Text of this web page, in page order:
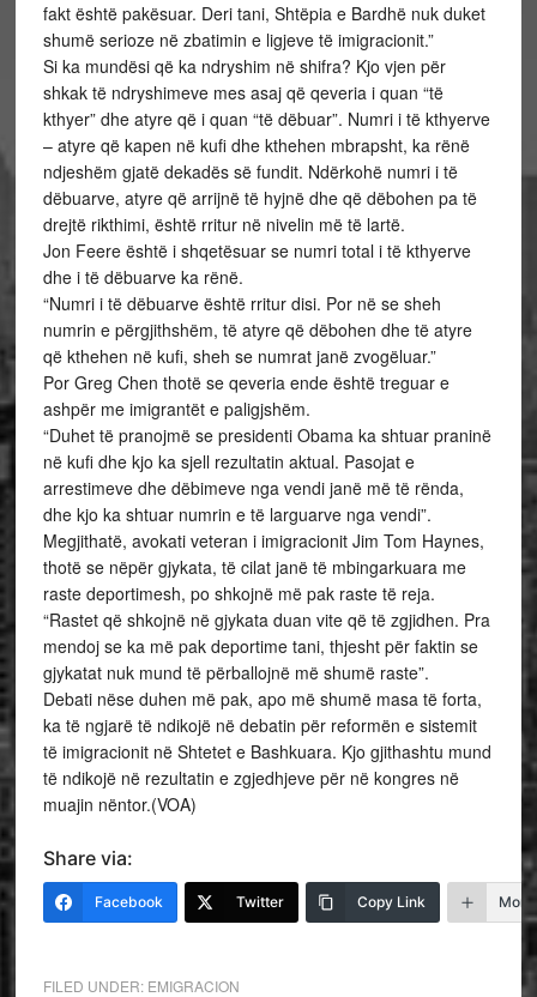
fakt është pakësuar. Deri tani, Shtëpia e Bardhë nuk duket
shumë serioze në zbatimin e ligjeve të imigracionit.”
Si ka mundësi që ka ndryshim në shifra? Kjo vjen për
shkak të ndryshimeve mes asaj që qeveria i quan “të
kthyer” dhe atyre që i quan “të dëbuar”. Numri i të kthyerve
– atyre që kapen në kufi dhe kthehen mbrapsht, ka rënë
ndjeshëm gjatë dekadës së fundit. Ndërkohë numri i të
dëbuarve, atyre që arrijnë të hyjnë dhe që dëbohen pa të
drejtë rikthimi, është rritur në nivelin më të lartë.
Jon Feere është i shqetësuar se numri total i të kthyerve
dhe i të dëbuarve ka rënë.
“Numri i të dëbuarve është rritur disi. Por në se sheh
numrin e përgjithshëm, të atyre që dëbohen dhe të atyre
që kthehen në kufi, sheh se numrat janë zvogëluar.”
Por Greg Chen thotë se qeveria ende është treguar e
ashpër me imigrantët e paligjshëm.
“Duhet të pranojmë se presidenti Obama ka shtuar praninë
në kufi dhe kjo ka sjell rezultatin aktual. Pasojat e
arrestimeve dhe dëbimeve nga vendi janë më të rënda,
dhe kjo ka shtuar numrin e të larguarve nga vendi”.
Megjithatë, avokati veteran i imigracionit Jim Tom Haynes,
thotë se nëpër gjykata, të cilat janë të mbingarkuara me
raste deportimesh, po shkojnë më pak raste të reja.
“Rastet që shkojnë në gjykata duan vite që të zgjidhen. Pra
mendoj se ka më pak deportime tani, thjesht për faktin se
gjykatat nuk mund të përballojnë më shumë raste”.
Debati nëse duhen më pak, apo më shumë masa të forta,
ka të ngjarë të ndikojë në debatin për reformën e sistemit
të imigracionit në Shtetet e Bashkuara. Kjo gjithashtu mund
të ndikojë në rezultatin e zgjedhjeve për në kongres në
muajin nëntor.(VOA)
Share via:
Facebook Twitter Copy Link More
FILED UNDER: EMIGRACION